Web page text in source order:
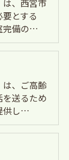
は、西宮市
とする
完備の…
は、ご高齢
送るため
供し…